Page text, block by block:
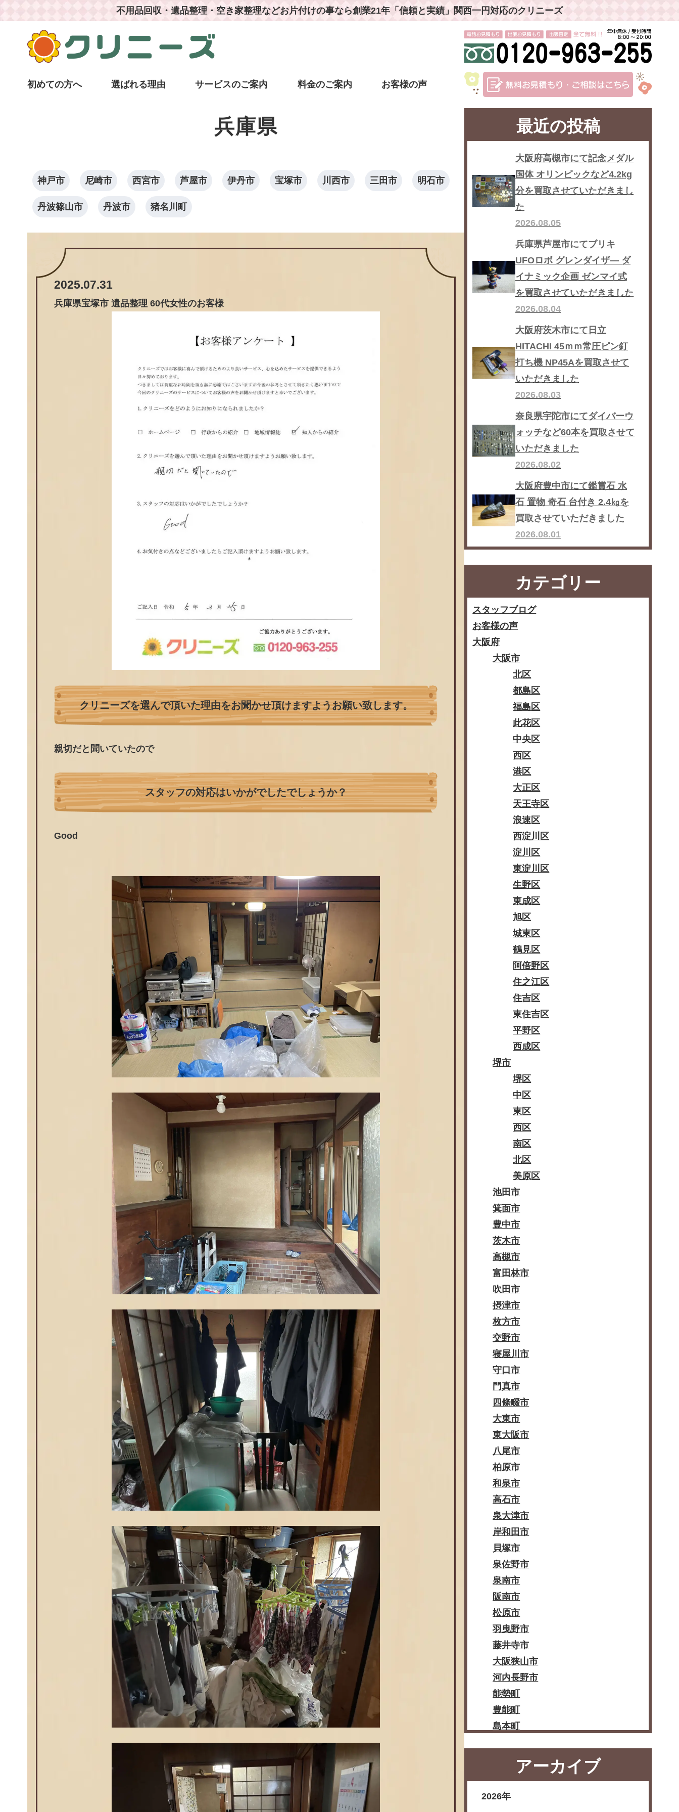
不用品回収・遺品整理・空き家整理などお片付けの事なら創業21年「信頼と実績」関西一円対応のクリニーズ
初めての方へ 選ばれる理由 サービスのご案内 料金のご案内 お客様の声
兵庫県
神戸市 尼崎市 西宮市 芦屋市 伊丹市 宝塚市 川西市 三田市 明石市
丹波篠山市 丹波市 猪名川町
2025.07.31
兵庫県宝塚市 遺品整理 60代女性のお客様
クリニーズを選んで頂いた理由をお聞かせ頂けますようお願い致します。
親切だと聞いていたので
スタッフの対応はいかがでしたでしょうか？
Good
最近の投稿
大阪府高槻市にて記念メダル
国体 オリンピックなど4.2kg
分を買取させていただきまし
た
2026.08.05
兵庫県芦屋市にてブリキ
UFOロボ グレンダイザ― ダ
イナミック企画 ゼンマイ式
を買取させていただきました
2026.08.04
大阪府茨木市にて日立
HITACHI 45ｍｍ常圧ピン釘
打ち機 NP45Aを買取させて
いただきました
2026.08.03
奈良県宇陀市にてダイバーウ
ォッチなど60本を買取させて
いただきました
2026.08.02
大阪府豊中市にて鑑賞石 水
石 置物 奇石 台付き 2.4㎏を
買取させていただきました
2026.08.01
カテゴリー
スタッフブログ
お客様の声
大阪府
大阪市
北区
都島区
福島区
此花区
中央区
西区
港区
大正区
天王寺区
浪速区
西淀川区
淀川区
東淀川区
生野区
東成区
旭区
城東区
鶴見区
阿倍野区
住之江区
住吉区
東住吉区
平野区
西成区
堺市
堺区
中区
東区
西区
南区
北区
美原区
池田市
箕面市
豊中市
茨木市
高槻市
富田林市
吹田市
摂津市
枚方市
交野市
寝屋川市
守口市
門真市
四條畷市
大東市
東大阪市
八尾市
柏原市
和泉市
高石市
泉大津市
岸和田市
貝塚市
泉佐野市
泉南市
阪南市
松原市
羽曳野市
藤井寺市
大阪狭山市
河内長野市
能勢町
豊能町
島本町
熊取町
田尻町
岬町
アーカイブ
2026年